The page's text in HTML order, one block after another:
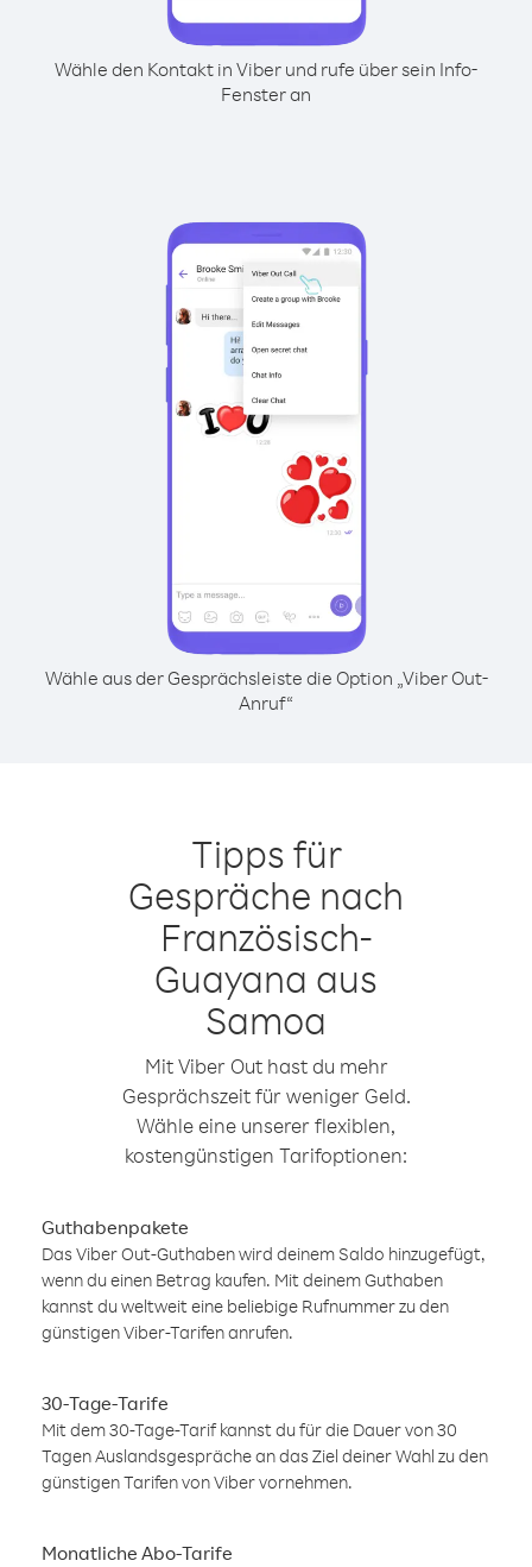
Wähle den Kontakt in Viber und rufe über sein Info-
Fenster an
Wähle aus der Gesprächsleiste die Option „Viber Out-
Anruf“
Tipps für
Gespräche nach
Französisch-
Guayana aus
Samoa
Mit Viber Out hast du mehr
Gesprächszeit für weniger Geld.
Wähle eine unserer flexiblen,
kostengünstigen Tarifoptionen:
Guthabenpakete
Das Viber Out-Guthaben wird deinem Saldo hinzugefügt,
wenn du einen Betrag kaufen. Mit deinem Guthaben
kannst du weltweit eine beliebige Rufnummer zu den
günstigen Viber-Tarifen anrufen.
30-Tage-Tarife
Mit dem 30-Tage-Tarif kannst du für die Dauer von 30
Tagen Auslandsgespräche an das Ziel deiner Wahl zu den
günstigen Tarifen von Viber vornehmen.
Monatliche Abo-Tarife